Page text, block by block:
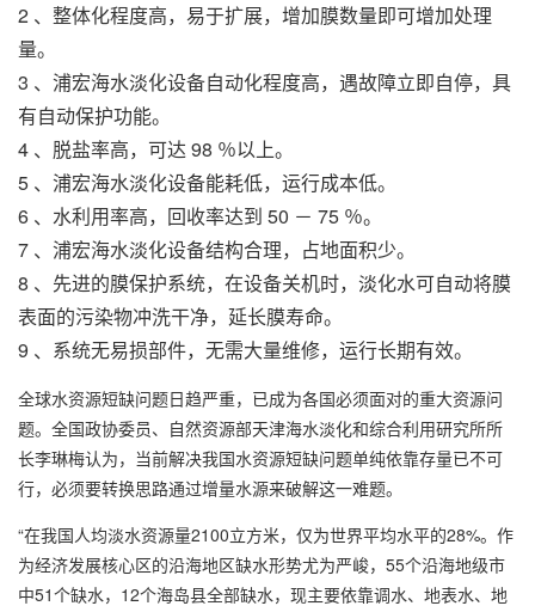
2 、整体化程度高，易于扩展，增加膜数量即可增加处理
量。
3 、 浦宏海水淡化设备自动化程度高，遇故障立即自停，具
有自动保护功能。
4 、脱盐率高，可达 98 ％以上。
5 、 浦宏海水淡化设备能耗低，运行成本低。
6 、水利用率高，回收率达到 50 － 75 ％。
7 、 浦宏海水淡化设备结构合理，占地面积少。
8 、先进的膜保护系统，在设备关机时，淡化水可自动将膜
表面的污染物冲洗干净，延长膜寿命。
9 、系统无易损部件，无需大量维修，运行长期有效。
全球水资源短缺问题日趋严重，已成为各国必须面对的重大资源问
题。全国政协委员、自然资源部天津海水淡化和综合利用研究所所
长李琳梅认为，当前解决我国水资源短缺问题单纯依靠存量已不可
行，必须要转换思路通过增量水源来破解这一难题。
“在我国人均淡水资源量2100立方米，仅为世界平均水平的28%。作
为经济发展核心区的沿海地区缺水形势尤为严峻，55个沿海地级市
中51个缺水，12个海岛县全部缺水，现主要依靠调水、地表水、地